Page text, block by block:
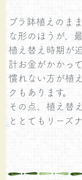
プラ鉢植えのま
な形のほうが、
植え替え時期が
計お金がかかっ
慣れない方が植
クもあります。
その点、植え替
ととてもリーズナ